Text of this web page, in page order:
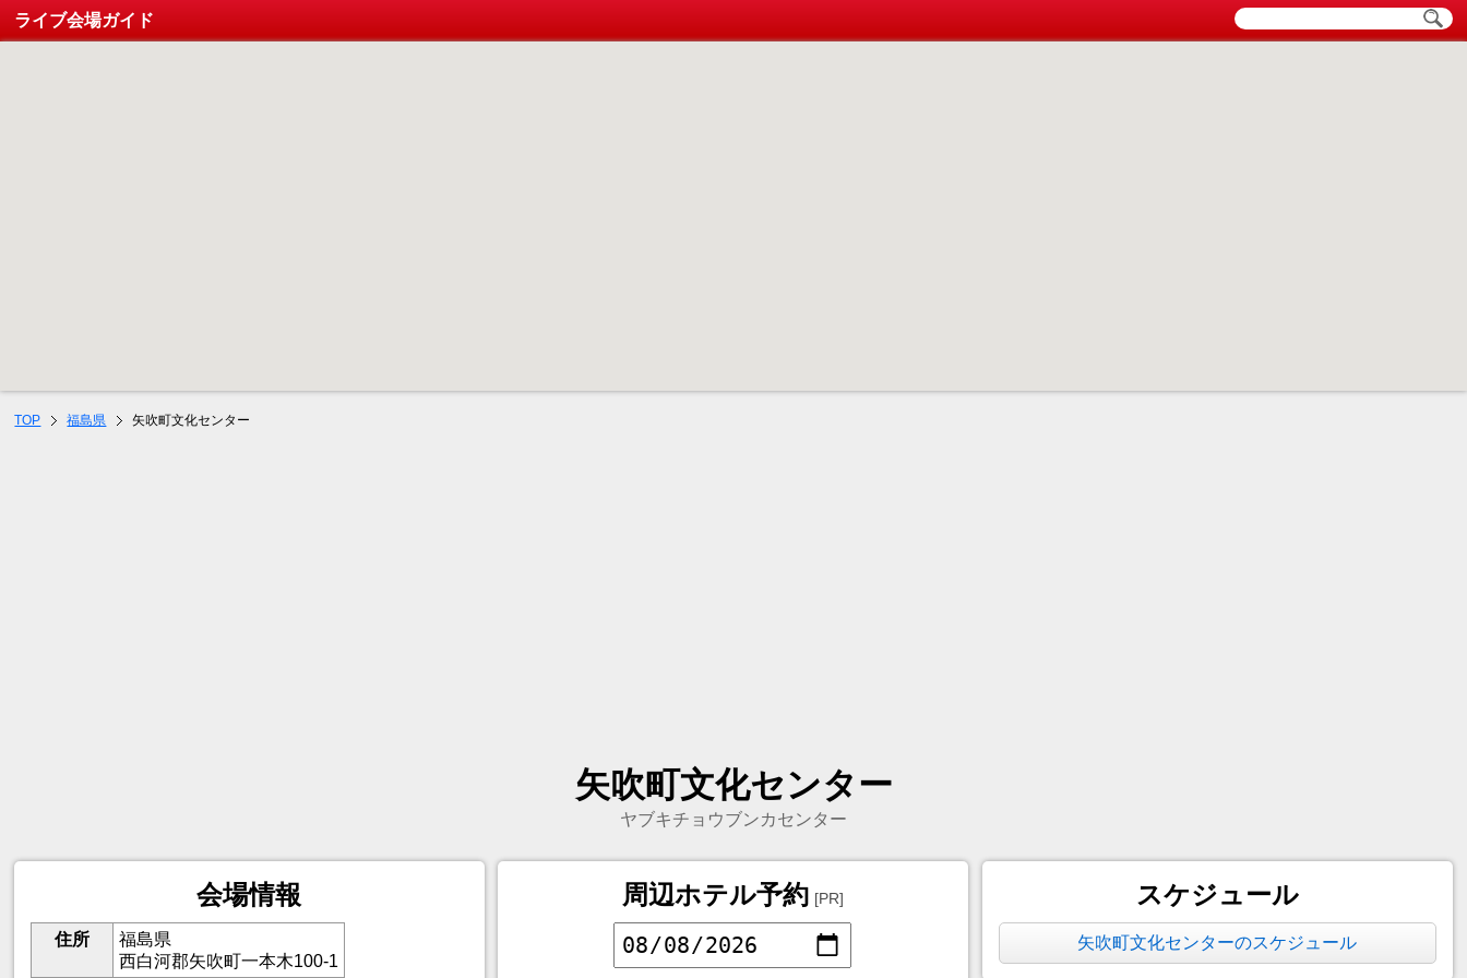
ライブ会場ガイド
TOP 福島県 矢吹町文化センター
矢吹町文化センター
ヤブキチョウブンカセンター
会場情報
住所
福島県
西白河郡矢吹町一本木100-1
周辺ホテル予約 [PR] スケジュール
矢吹町文化センターのスケジュール